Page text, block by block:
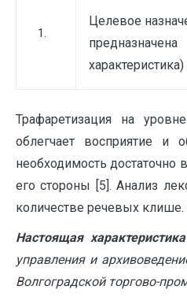
Целевое
предназначена
характеристика)
Трафаретизация на
облегчает восприятие и
необходимость достаточно
его стороны [5]. Анализ
количестве речевых клише.
Настоящая
управления и
Волгоградской торгово-